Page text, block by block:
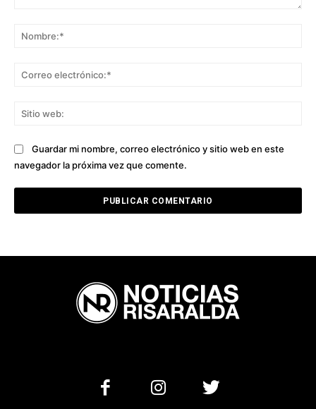
Guardar mi nombre, correo electrónico y sitio web en este
navegador la próxima vez que comente.